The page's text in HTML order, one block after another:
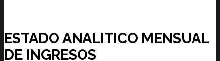
ESTADO ANALITICO MENSUAL
DE INGRESOS